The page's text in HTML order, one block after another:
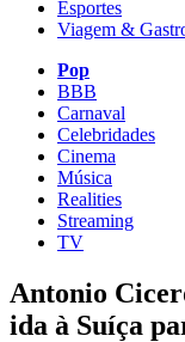
Esportes
Viagem &
Pop
BBB
Carnaval
Celebridades
Cinema
Música
Realities
Streaming
TV
Antonio
ida à Suíça